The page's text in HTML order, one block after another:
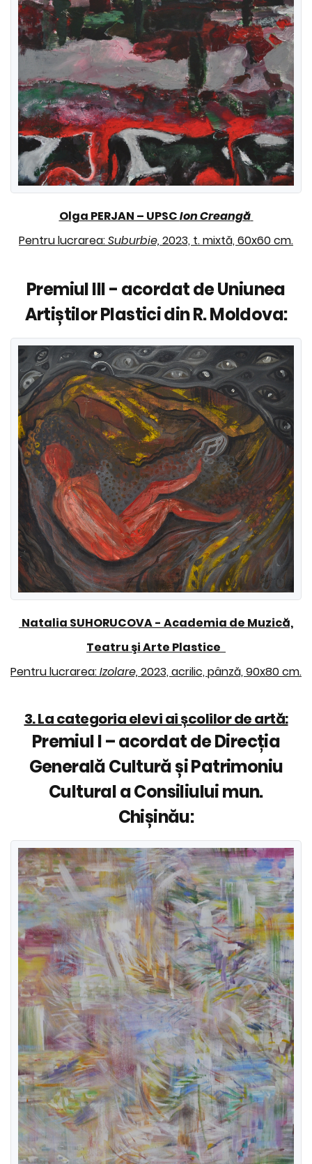
Olga PERJAN – UPSCIon Creangă
Pentru lucrarea:Suburbie, 2023, t. mixtă, 60x60 cm.
Premiul III - acordat de Uniunea
Artiștilor Plastici din R. Moldova:
Natalia SUHORUCOVA - Academia de Muzică,
Teatru şi Arte Plastice
Pentru lucrarea:Izolare, 2023, acrilic, pânză, 90x80 cm.
3. La categoria elevi ai școlilor de artă:
Premiul I – acordat de Direcția
Generală Cultură și Patrimoniu
Cultural a Consiliului mun.
Chișinău: